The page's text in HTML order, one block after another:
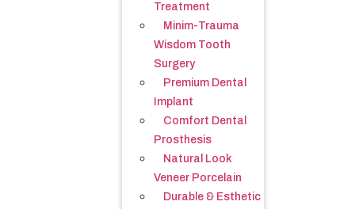
Treatment
Minim-Trauma
Wisdom Tooth
Surgery
Premium Dental
Implant
Comfort Dental
Prosthesis
Natural Look
Veneer Porcelain
Durable & Esthetic